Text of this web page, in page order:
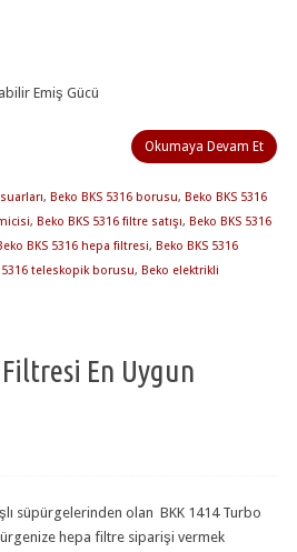
Emiş Gücü
Okumaya Devam Et
, Beko BKS 5316 borusu, Beko BKS 5316
, Beko BKS 5316 filtre satışı, Beko BKS 5316
BKS 5316 hepa filtresi, Beko BKS 5316
5316 teleskopik borusu, Beko elektrikli
En Uygun
süpürgelerinden olan BKK 1414 Turbo
hepa filtre siparişi vermek